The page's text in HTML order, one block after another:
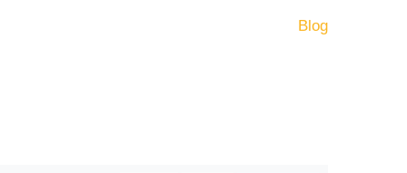
Blog